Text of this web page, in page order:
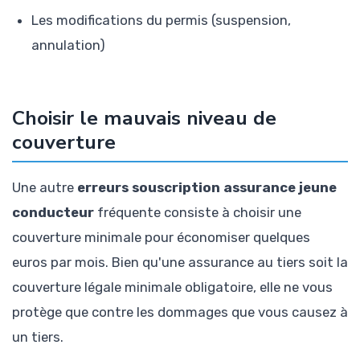
Les modifications du permis (suspension,
annulation)
Choisir le mauvais niveau de
couverture
Une autre erreurs souscription assurance jeune
conducteur fréquente consiste à choisir une
couverture minimale pour économiser quelques
euros par mois. Bien qu'une assurance au tiers soit la
couverture légale minimale obligatoire, elle ne vous
protège que contre les dommages que vous causez à
un tiers.